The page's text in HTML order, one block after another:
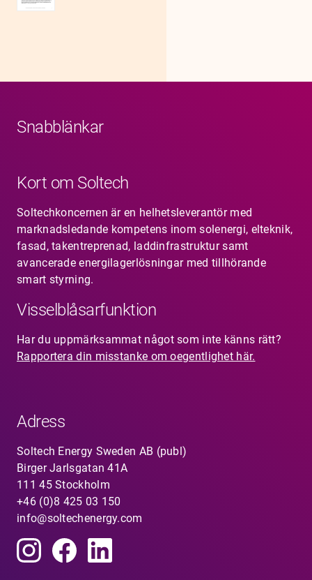
Snabblänkar
Kort om Soltech
Soltechkoncernen är en helhetsleverantör med
marknadsledande kompetens inom solenergi, elteknik,
fasad, takentreprenad, laddinfrastruktur samt
avancerade energilagerlösningar med tillhörande
smart styrning.
Visselblåsarfunktion
Har du uppmärksammat något som inte känns rätt?
Rapportera din misstanke om oegentlighet här.
Adress
Soltech Energy Sweden AB (publ)
Birger Jarlsgatan 41A
111 45 Stockholm
+46 (0)8 425 03 150
info@soltechenergy.com